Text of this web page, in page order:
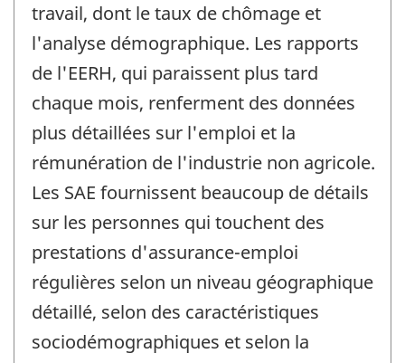
travail, dont le taux de chômage et
l'analyse démographique. Les rapports
de l'EERH, qui paraissent plus tard
chaque mois, renferment des données
plus détaillées sur l'emploi et la
rémunération de l'industrie non agricole.
Les SAE fournissent beaucoup de détails
sur les personnes qui touchent des
prestations d'assurance-emploi
régulières selon un niveau géographique
détaillé, selon des caractéristiques
sociodémographiques et selon la